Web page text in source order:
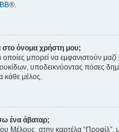
®.
στο όνομα χρήστη μου;
μπορεί να εμφανιστούν
υποδεικνύοντας πόσες
κάθε μέλος.
ένα άβαταρ;
Μέλους, στην καρτέλα